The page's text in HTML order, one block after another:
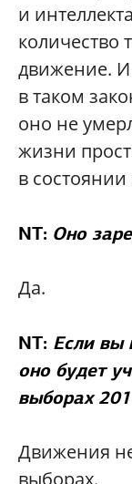
и
количество
движение. И
в таком
оно не
жизни
в
NT: Оно
Да.
NT: Если вы
оно будет
выборах
Движения
выборах.